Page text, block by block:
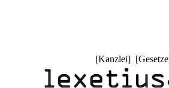
[Kanzlei] [Gesetze